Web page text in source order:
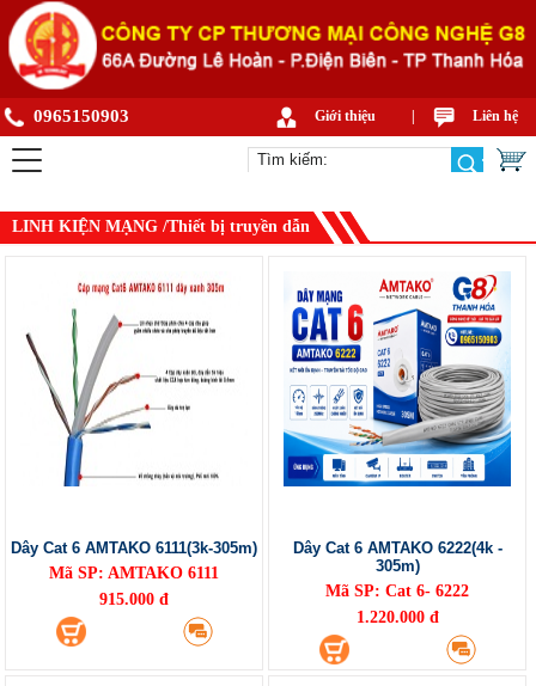
0965150903 Giới thiệu Liên hệ
LINH KIỆN MẠNG /Thiết bị truyền dẫn
Dây Cat 6 AMTAKO 6111(3k-305m)
Mã SP: AMTAKO 6111
915.000 đ
Dây Cat 6 AMTAKO 6222(4k -
305m)
Mã SP: Cat 6- 6222
1.220.000 đ